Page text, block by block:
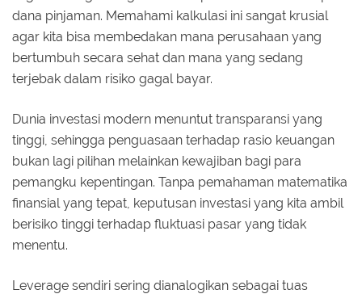
dana pinjaman. Memahami kalkulasi ini sangat krusial
agar kita bisa membedakan mana perusahaan yang
bertumbuh secara sehat dan mana yang sedang
terjebak dalam risiko gagal bayar.
Dunia investasi modern menuntut transparansi yang
tinggi, sehingga penguasaan terhadap rasio keuangan
bukan lagi pilihan melainkan kewajiban bagi para
pemangku kepentingan. Tanpa pemahaman matematika
finansial yang tepat, keputusan investasi yang kita ambil
berisiko tinggi terhadap fluktuasi pasar yang tidak
menentu.
Leverage sendiri sering dianalogikan sebagai tuas